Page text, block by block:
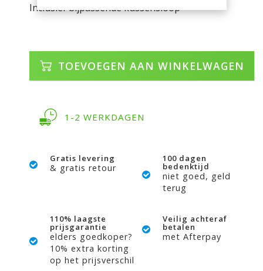
Inclusief bijpassende kussensloop
TOEVOEGEN AAN WINKELWAGEN
1-2 WERKDAGEN
Gratis levering
& gratis retour
100 dagen
bedenktijd
niet goed, geld
terug
110% laagste
prijsgarantie
elders goedkoper?
10% extra korting
op het prijsverschil
Veilig achteraf
betalen
met Afterpay